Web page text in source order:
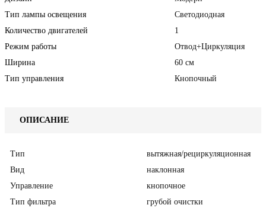
Тип лампы освещения
Светодиодная
Количество двигателей
1
Режим работы
Отвод+Циркуляция
Ширина
60 см
Тип управления
Кнопочный
ОПИСАНИЕ
Тип
вытяжная/рециркуляционная
Вид
наклонная
Управление
кнопочное
Тип фильтра
грубой очистки